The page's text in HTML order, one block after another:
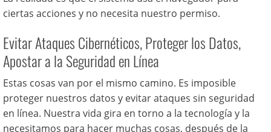
ciertas acciones y no necesita nuestro permiso.
Evitar Ataques Cibernéticos, Proteger los Datos,
Apostar a la Seguridad en Línea
Estas cosas van por el mismo camino. Es imposible
proteger nuestros datos y evitar ataques sin seguridad
en línea. Nuestra vida gira en torno a la tecnología y la
necesitamos para hacer muchas cosas, después de la